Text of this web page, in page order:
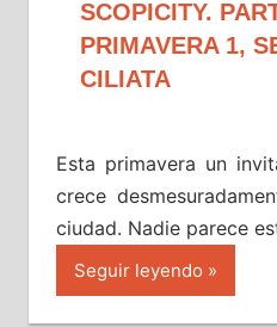
SCOPICITY.
PRIMAVERA 1,
CILIATA
Esta primavera un
crece
ciudad. Nadie parece
Seguir leyendo